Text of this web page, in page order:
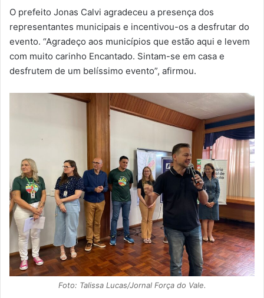
O prefeito Jonas Calvi agradeceu a presença dos
representantes municipais e incentivou-os a desfrutar do
evento. “Agradeço aos municípios que estão aqui e levem
com muito carinho Encantado. Sintam-se em casa e
desfrutem de um belíssimo evento”, afirmou.
Foto: Talissa Lucas/Jornal Força do Vale.